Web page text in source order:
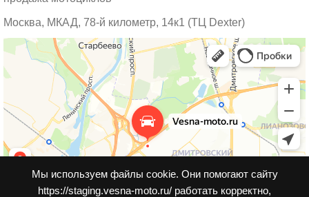
Мы используем файлы cookie. Они помогают сайту
https://staging.vesna-moto.ru/ работать корректно,
Москва, МКАД, 78-й километр, 14к1 (ТЦ Dexter)